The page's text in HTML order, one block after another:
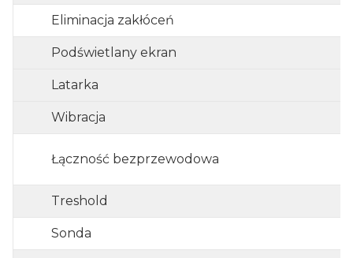
Eliminacja zakłóceń
Podświetlany ekran
Latarka
Wibracja
Łączność bezprzewodowa
Treshold
Sonda